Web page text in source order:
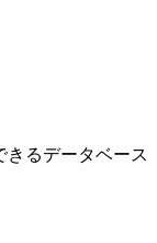
きるデータベース